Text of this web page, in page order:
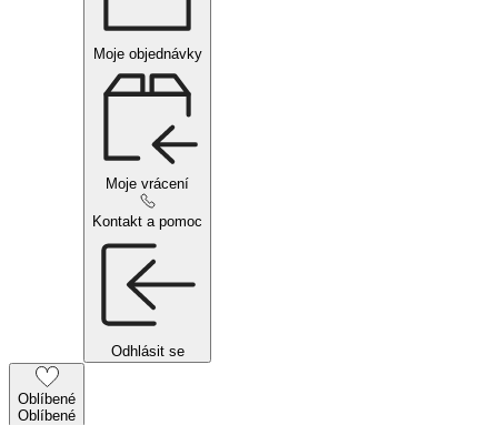
Moje objednávky
Moje vrácení
Kontakt a pomoc
Odhlásit se
Oblíbené
Oblíbené